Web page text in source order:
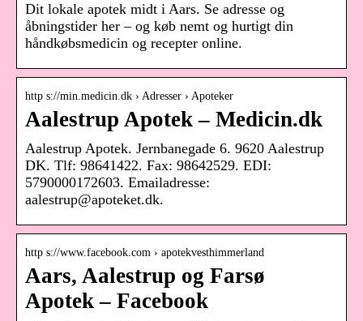
Dit lokale apotek midt i Aars. Se adresse og
åbningstider her – og køb nemt og hurtigt din
håndkøbsmedicin og recepter online.
http s://min.medicin.dk › Adresser › Apoteker
Aalestrup Apotek – Medicin.dk
Aalestrup Apotek. Jernbanegade 6. 9620 Aalestrup
DK. Tlf: 98641422. Fax: 98642529. EDI:
5790000172603. Emailadresse:
aalestrup@apoteket.dk.
http s://www.facebook.com › apotekvesthimmerland
Aars, Aalestrup og Farsø
Apotek – Facebook